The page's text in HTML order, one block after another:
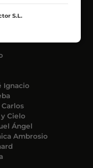
Ignacio
Carlos
Cielo
Ángel
Ambrosio
S.L.